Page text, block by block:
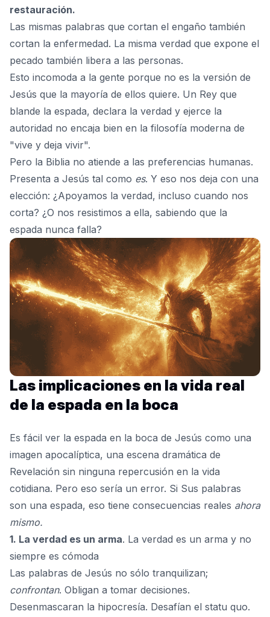
restauración.
Las mismas palabras que cortan el engaño también
cortan la enfermedad. La misma verdad que expone el
pecado también libera a las personas.
Esto incomoda a la gente porque no es la versión de
Jesús que la mayoría de ellos quiere. Un Rey que
blande la espada, declara la verdad y ejerce la
autoridad no encaja bien en la filosofía moderna de
"vive y deja vivir".
Pero la Biblia no atiende a las preferencias humanas.
Presenta a Jesús tal como es. Y eso nos deja con una
elección: ¿Apoyamos la verdad, incluso cuando nos
corta? ¿O nos resistimos a ella, sabiendo que la
espada nunca falla?
Las implicaciones en la vida real
de la espada en la boca
Es fácil ver la espada en la boca de Jesús como una
imagen apocalíptica, una escena dramática de
Revelación sin ninguna repercusión en la vida
cotidiana. Pero eso sería un error. Si Sus palabras
son una espada, eso tiene consecuencias reales ahora
mismo.
1. La verdad es un arma. La verdad es un arma y no
siempre es cómoda
Las palabras de Jesús no sólo tranquilizan;
confrontan. Obligan a tomar decisiones.
Desenmascaran la hipocresía. Desafían el statu quo.